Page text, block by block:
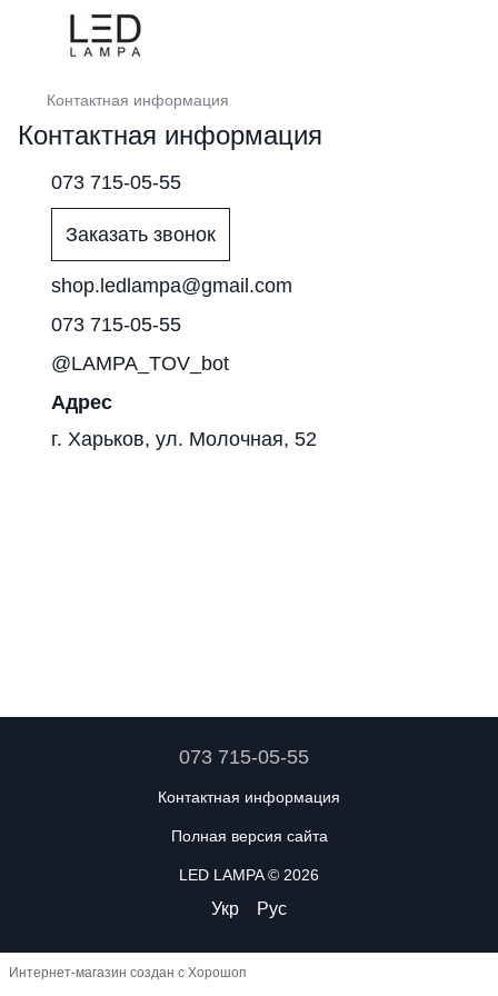
Контактная информация
Контактная информация
073 715-05-55
Заказать звонок
shop.ledlampa@gmail.com
073 715-05-55
@LAMPA_TOV_bot
Адрес
г. Харьков, ул. Молочная, 52
073 715-05-55
Контактная информация
Полная версия сайта
LED LAMPA © 2026
Укр Рус
Интернет-магазин создан с Хорошоп